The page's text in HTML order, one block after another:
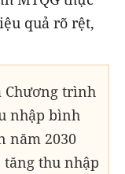
quả rõ rệt,
Chương trình
nhập bình
năm 2030
tăng thu nhập